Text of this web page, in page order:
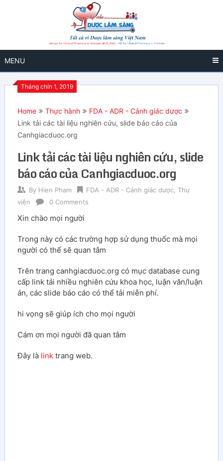
MENU
Tháng chín 1, 2019
Home Thực hành
FDA - ADR - Cảnh giác dược
Link tải các tài liệu nghiên cứu, slide báo cáo của
Canhgiacduoc.org
Link tải các tài liệu nghiên cứu, slide
báo cáo của Canhgiacduoc.org
By Hien Pham FDA - ADR - Cảnh giác dược, Thư
viện
0 Comments
Xin chào mọi người
Trong này có các trường hợp sử dụng thuốc mà mọi
người có thể sẽ quan tâm
Trên trang canhgiacduoc.org có mục database cung
cấp link tải nhiều nghiên cứu khoa học, luận văn/luận
án, các slide báo cáo có thể tải miễn phí.
hi vọng sẽ giúp ích cho mọi người
Cám ơn mọi người đã quan tâm
Đây là linktrang web.